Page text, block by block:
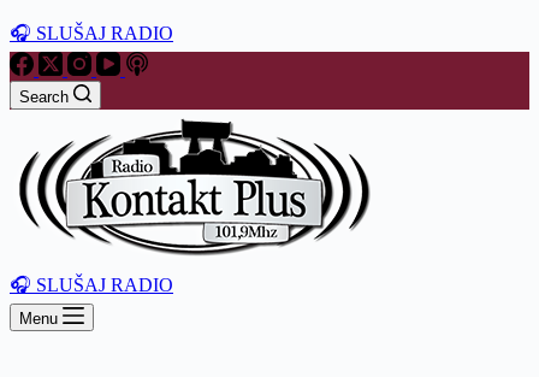
🎧 SLUŠAJ RADIO
Search
🎧 SLUŠAJ RADIO
Menu